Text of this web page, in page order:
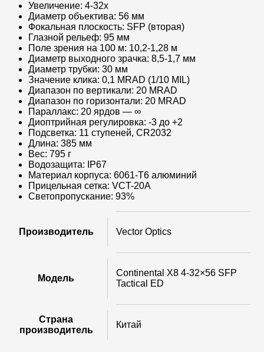
Увеличение: 4-32x​
Диаметр объектива: 56 мм​
Фокальная плоскость: SFP (вторая)​
Глазной рельеф: 95 мм​
Поле зрения на 100 м: 10,2-1,28 м​
Диаметр выходного зрачка: 8,5-1,7 мм​
Диаметр трубки: 30 мм​
Значение клика: 0,1 MRAD (1/10 MIL)​
Диапазон по вертикали: 20 MRAD​
Диапазон по горизонтали: 20 MRAD​
Параллакс: 20 ярдов — ∞​
Диоптрийная регулировка: -3 до +2​
Подсветка: 11 ступеней, CR2032​
Длина: 385 мм​
Вес: 795 г​
Водозащита: IP67​
Материал корпуса: 6061-T6 алюминий​
Прицельная сетка: VCT-20A​
Светопропускание: 93%​
Производитель Vector Optics
Модель
Continental X8 4-32×56 SFP
Tactical ED
Страна
производитель
Китай